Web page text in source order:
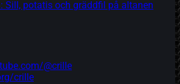
Sill, potatis och gräddfil på altanen
@crille
crille